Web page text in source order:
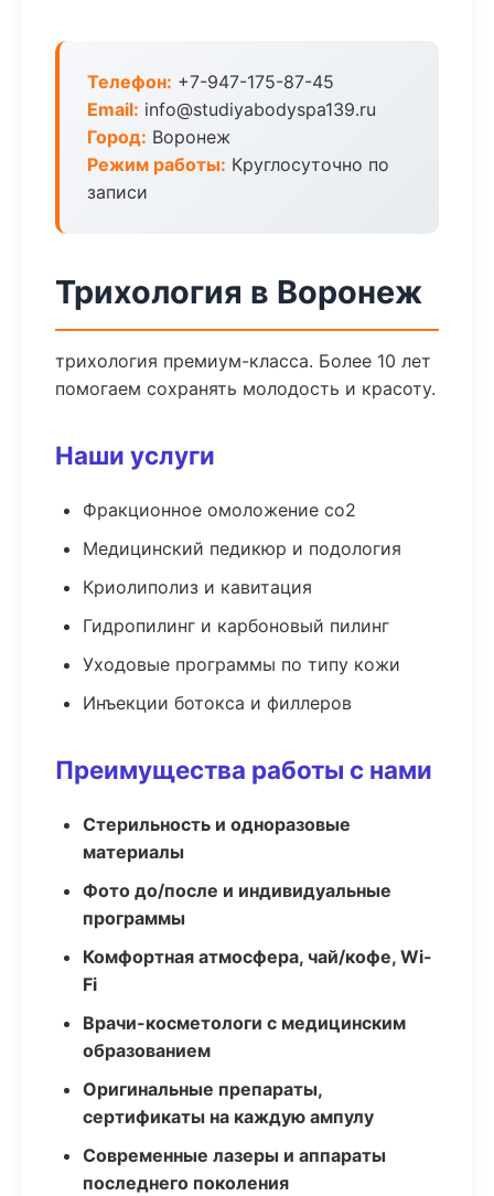
Телефон: +7-947-175-87-45
Email: info@studiyabodyspa139.ru
Город: Воронеж
Режим работы: Круглосуточно по
записи
Трихология в Воронеж
трихология премиум-класса. Более 10 лет
помогаем сохранять молодость и красоту.
Наши услуги
Фракционное омоложение co2
Медицинский педикюр и подология
Криолиполиз и кавитация
Гидропилинг и карбоновый пилинг
Уходовые программы по типу кожи
Инъекции ботокса и филлеров
Преимущества работы с нами
Стерильность и одноразовые
материалы
Фото до/после и индивидуальные
программы
Комфортная атмосфера, чай/кофе, Wi-
Fi
Врачи-косметологи с медицинским
образованием
Оригинальные препараты,
сертификаты на каждую ампулу
Современные лазеры и аппараты
последнего поколения